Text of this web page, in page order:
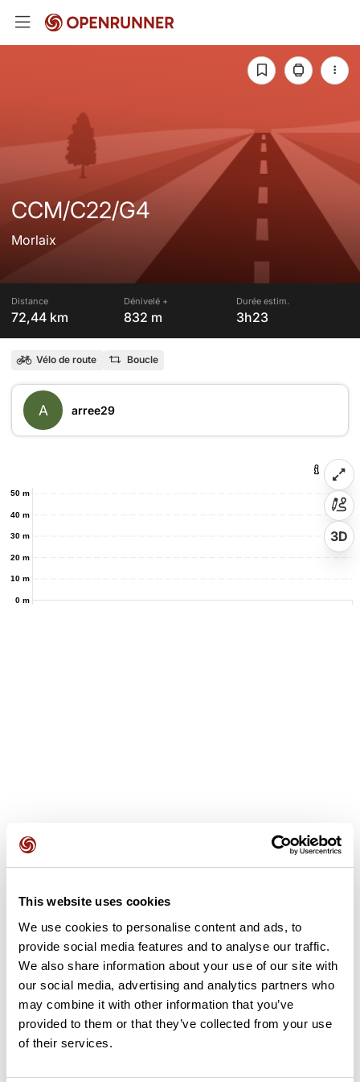
This website uses cookies
We use cookies to personalise content and ads, to
provide social media features and to analyse our traffic.
We also share information about your use of our site with
our social media, advertising and analytics partners who
may combine it with other information that you’ve
provided to them or that they’ve collected from your use
of their services.
CCM/C22/G4
Morlaix
Distance
72,44 km
Dénivelé +
832 m
Durée estim.
3h23
Vélo de route Boucle
A arree29
0 m
10 m
20 m
30 m
40 m
50 m
3D
Ajouter un avis
Découvrez ce parcours de vélo de 72,4 km à proximité de